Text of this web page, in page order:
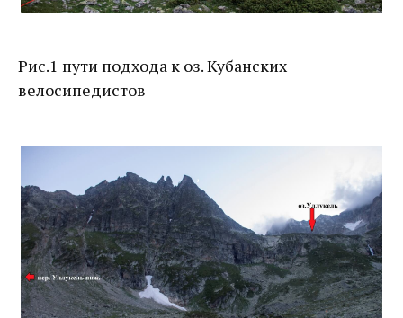
Рис.1 пути подхода к оз. Кубанских
велосипедистов